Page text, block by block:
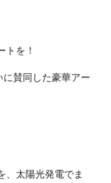
トを！
賛同した豪華アー
、太陽光発電でま